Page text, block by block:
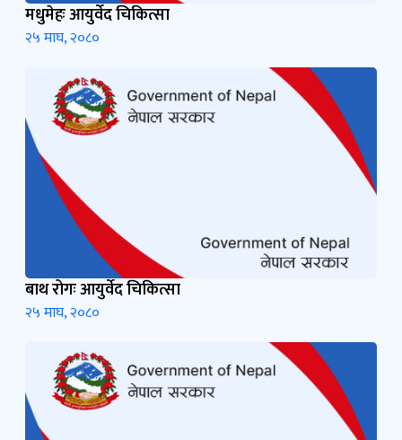
मधुमेहः आयुर्वेद चिकित्सा
२५ माघ, २०८०
बाथ रोगः आयुर्वेद चिकित्सा
२५ माघ, २०८०